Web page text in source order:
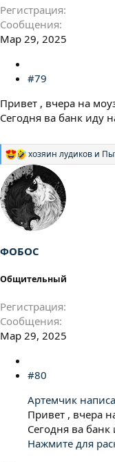
Регистрация
Сообщения
Мар 29, 2025
#79
Привет , вчера на
Сегодня ва банк иду
Р
а
к
ц
и
и
хозяин лудиков и
ФОБОС
Общительный
Регистрация
Сообщения
Мар 29, 2025
#80
Артемчик
Привет , вчера
Сегодня ва
Нажмите для